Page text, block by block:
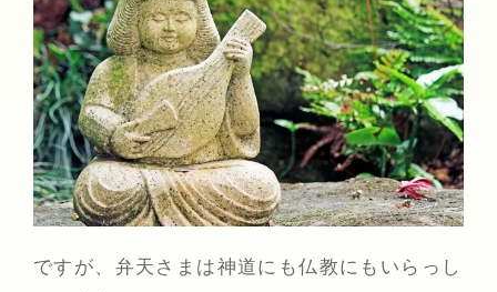
ですが、弁天さまは神道にも仏教にもいらっし